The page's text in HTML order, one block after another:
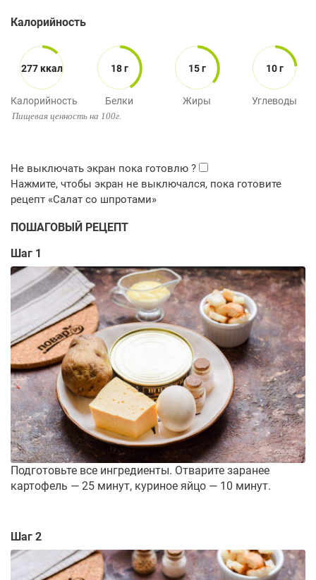
Калорийность
277 ккал
Калорийность
18 г
Белки
15 г
Жиры
10 г
Углеводы
Пищевая ценность на 100г.
ПОШАГОВЫЙ РЕЦЕПТ
Шаг 1
Подготовьте все ингредиенты. Отварите заранее
картофель — 25 минут, куриное яйцо — 10 минут.
Шаг 2